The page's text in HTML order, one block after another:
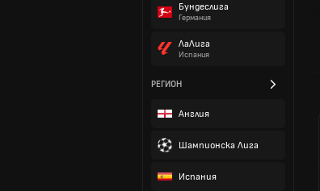
Бундеслига
Германия
ЛаЛига
Испания
РЕГИОН
Англия
Шампионска Лига
Испания